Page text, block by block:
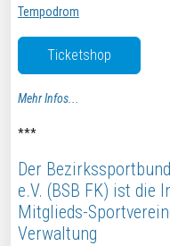
Tempodrom
Ticketshop
Mehr Infos...
***
Der
e.V. (BSB FK) ist die
Mitglieds-
Verwaltung